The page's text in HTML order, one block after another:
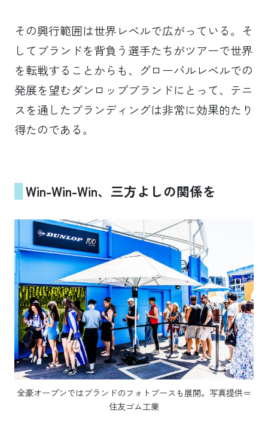
その興行範囲は世界レベルで広がっている。そ
してブランドを背負う選手たちがツアーで世界
を転戦することからも、グローバルレベルでの
発展を望むダンロップブランドにとって、テニ
スを通したブランディングは非常に効果的たり
得たのである。
Win-Win-Win、三方よしの関係を
全豪オープンではブランドのフォトブースも展開。写真提供＝
住友ゴム工業